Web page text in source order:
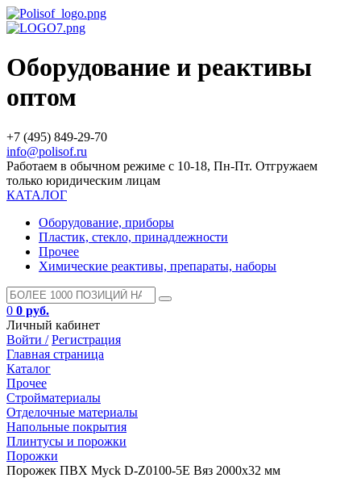
Оборудование и реактивы
оптом
+7 (495) 849-29-70
info@polisof.ru
Работаем в обычном режиме с 10-18, Пн-Пт. Отгружаем
только юридическим лицам
КАТАЛОГ
Оборудование, приборы
Пластик, стекло, принадлежности
Прочее
Химические реактивы, препараты, наборы
0 0 руб.
Личный кабинет
Войти / Регистрация
Главная страница
Каталог
Прочее
Стройматериалы
Отделочные материалы
Напольные покрытия
Плинтусы и порожки
Порожки
Порожек ПВХ Myck D-Z0100-5Е Вяз 2000х32 мм